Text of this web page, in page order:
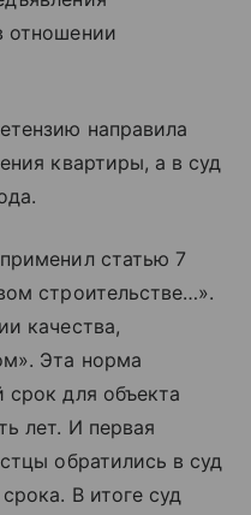
отношении
направила
квартиры, а в суд
статью 7
строительстве…».
качества,
Эта норма
срок для объекта
лет. И первая
обратились в суд
В итоге суд